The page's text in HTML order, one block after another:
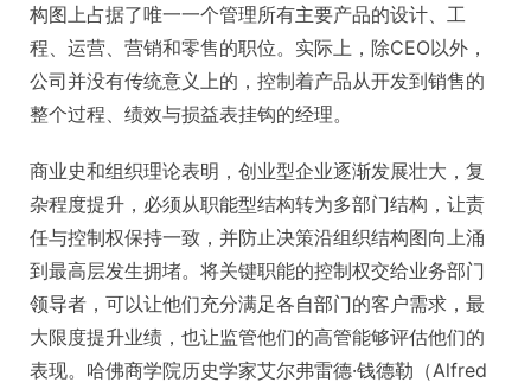
构图上占据了唯一一个管理所有主要产品的设计、工
程、运营、营销和零售的职位。实际上，除CEO以外，
公司并没有传统意义上的，控制着产品从开发到销售的
整个过程、绩效与损益表挂钩的经理。
商业史和组织理论表明，创业型企业逐渐发展壮大，复
杂程度提升，必须从职能型结构转为多部门结构，让责
任与控制权保持一致，并防止决策沿组织结构图向上涌
到最高层发生拥堵。将关键职能的控制权交给业务部门
领导者，可以让他们充分满足各自部门的客户需求，最
大限度提升业绩，也让监管他们的高管能够评估他们的
表现。哈佛商学院历史学家艾尔弗雷德·钱德勒（Alfred